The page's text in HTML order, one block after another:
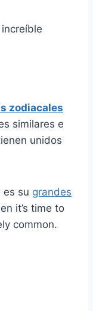
zodiacales
similares e
unidos
es su grandes
it’s time to
common.